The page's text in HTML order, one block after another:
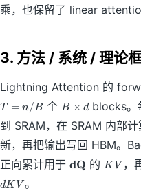
乘，也保留了 linear
3. 方法 / 系统 / 理论
Lightning Attention 的
T = n/B 个 B
ti
m
d
B × dblocks。
到 SRAM，在 SRAM 内部计
新，再把输出写回 HBM。
正向累计用于 \
dQ 的 K
K V ，
dK V 。